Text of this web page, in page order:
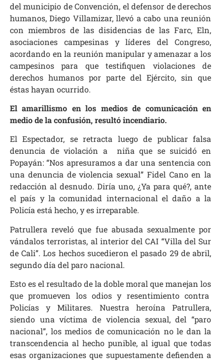
del municipio de Convención, el defensor de derechos
humanos, Diego Villamizar, llevó a cabo una reunión
con miembros de las disidencias de las Farc, Eln,
asociaciones campesinas y líderes del Congreso,
acordando en la reunión manipular y amenazar a los
campesinos para que testifiquen violaciones de
derechos humanos por parte del Ejército, sin que
éstas hayan ocurrido.
El amarillismo en los medios de comunicación en
medio de la confusión, resultó incendiario.
El Espectador, se retracta luego de publicar falsa
denuncia de violación a niña que se suicidó en
Popayán: “Nos apresuramos a dar una sentencia con
una denuncia de violencia sexual” Fidel Cano en la
redacción al desnudo. Diría uno, ¿Ya para qué?, ante
el país y la comunidad internacional el daño a la
Policía está hecho, y es irreparable.
Patrullera reveló que fue abusada sexualmente por
vándalos terroristas, al interior del CAI “Villa del Sur
de Cali”. Los hechos sucedieron el pasado 29 de abril,
segundo día del paro nacional.
Esto es el resultado de la doble moral que manejan los
que promueven los odios y resentimiento contra
Policías y Militares. Nuestra heroína Patrullera,
siendo una víctima de violencia sexual, del “paro
nacional”, los medios de comunicación no le dan la
transcendencia al hecho punible, al igual que todas
esas organizaciones que supuestamente defienden a